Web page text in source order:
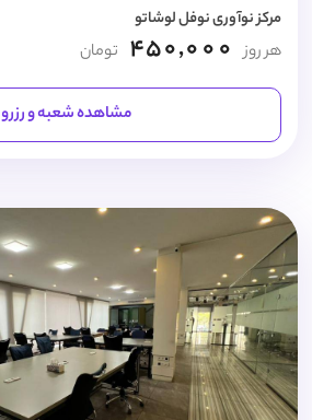
مرکز نوآوری نوفل لوشاتو
هر روز 450,000 تومان
مشاهده شعبه و رزرو